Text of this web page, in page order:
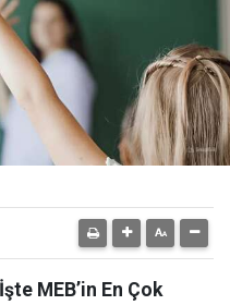
MEB’in En Çok